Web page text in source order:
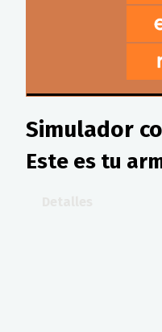
Simulador
Este es tu